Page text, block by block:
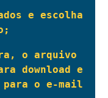
e escolha
o arquivo
download e
para o e-mail